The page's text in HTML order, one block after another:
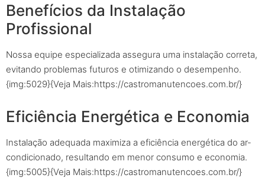
Benefícios da Instalação
Profissional
Nossa equipe especializada assegura uma instalação correta,
evitando problemas futuros e otimizando o desempenho.
{img:5029}{Veja Mais:https://castromanutencoes.com.br/}
Eficiência Energética e Economia
Instalação adequada maximiza a eficiência energética do ar-
condicionado, resultando em menor consumo e economia.
{img:5005}{Veja Mais:https://castromanutencoes.com.br/}